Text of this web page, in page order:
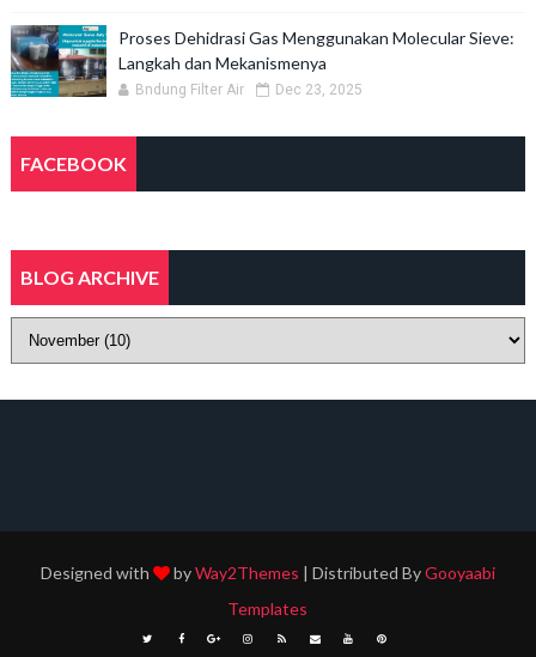
Proses Dehidrasi Gas Menggunakan Molecular Sieve:
Langkah dan Mekanismenya
Bndung Filter Air Dec 23, 2025
FACEBOOK
BLOG ARCHIVE
Designed with byWay2Themes | Distributed ByGooyaabi
Templates